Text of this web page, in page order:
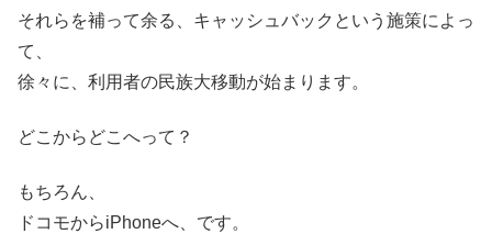
それらを補って余る、キャッシュバックという施策によっ
て、
徐々に、利用者の民族大移動が始まります。
どこからどこへって？
もちろん、
ドコモからiPhoneへ、です。